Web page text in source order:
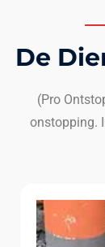
De
(Pro
onstopping.